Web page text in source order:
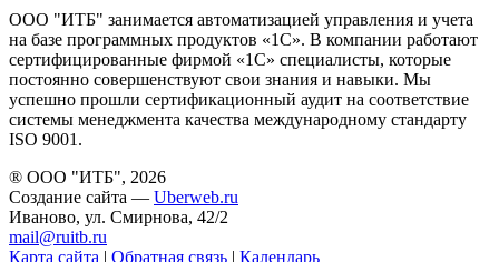
ООО "ИТБ" занимается автоматизацией управления и учета
на базе программных продуктов «1С». В компании работают
сертифицированные фирмой «1С» специалисты, которые
постоянно совершенствуют свои знания и навыки. Мы
успешно прошли сертификационный аудит на соответствие
системы менеджмента качества международному стандарту
ISO 9001.
® ООО "ИТБ", 2026
Создание сайта — Uberweb.ru
Иваново, ул. Смирнова, 42/2
mail@ruitb.ru
Карта сайта | Обратная связь | Календарь